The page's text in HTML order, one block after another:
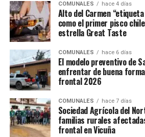
COMUNALES hace 4 días
Alto del Carmen
como el primer pisco
estrella Great Taste
COMUNALES hace 6 días
El modelo preventivo de
enfrentar de buena
frontal 2026
COMUNALES hace 7 días
Sociedad Agrícola del
familias rurales
frontal en Vicuña